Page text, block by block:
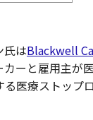
氏はBlackwell
ーと雇用主が
医療ストップ